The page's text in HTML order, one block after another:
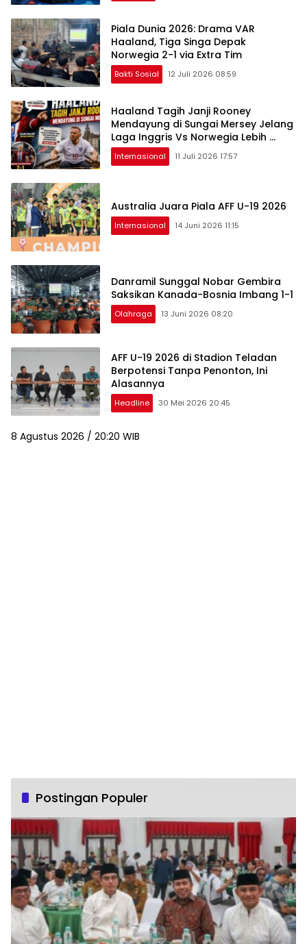
Piala Dunia 2026: Drama VAR
Haaland, Tiga Singa Depak
Norwegia 2-1 via Extra Tim
Bakti Sosial 12 Juli 2026 08:59
Haaland Tagih Janji Rooney
Mendayung di Sungai Mersey Jelang
Laga Inggris Vs Norwegia Lebih ​
Panas
Internasional 11 Juli 2026 17:57
Australia Juara Piala AFF U-19 2026
Internasional 14 Juni 2026 11:15
Danramil Sunggal Nobar Gembira
Saksikan Kanada-Bosnia Imbang 1-1
Olahraga 13 Juni 2026 08:20
AFF U-19 2026 di Stadion Teladan
Berpotensi Tanpa Penonton, Ini
Alasannya
Headline 30 Mei 2026 20:45
8 Agustus 2026 / 20:20 WIB
Postingan Populer